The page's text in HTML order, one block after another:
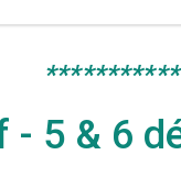
***********
5 & 6